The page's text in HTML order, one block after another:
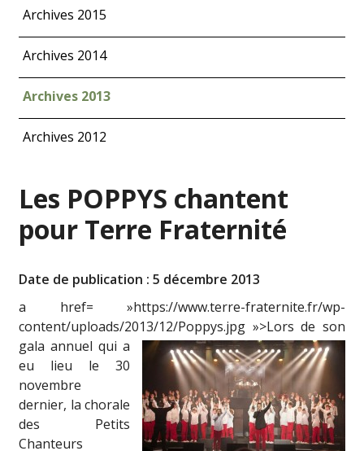
Archives 2015
Archives 2014
Archives 2013
Archives 2012
Les POPPYS chantent
pour Terre Fraternité
Date de publication : 5 décembre 2013
a href= »https://www.terre-fraternite.fr/wp-
content/uploads/2013/12/Poppys.jpg »>Lors de son
gala annuel qui a
eu lieu le 30
novembre
dernier, la chorale
des Petits
Chanteurs